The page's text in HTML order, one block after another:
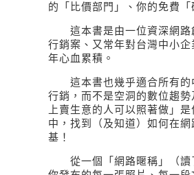
的「比價部門」、你的免費
這本書是由一位資深網路
行銷案、又常年對台灣中小
年心血累積。
這本書也幾乎適合所有的
行銷，而不是空洞的數位趨
上賣生意的人可以照著做」
中，找到（及知道）如何在
基！
從一個「網路暱稱」（讀